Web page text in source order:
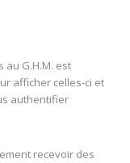
G.H.M. est
afficher celles-ci et
authentifier
recevoir des